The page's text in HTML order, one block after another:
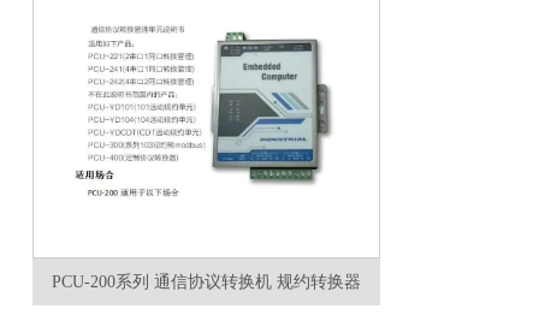
PCU-200系列 通信协议转换机 规约转换器